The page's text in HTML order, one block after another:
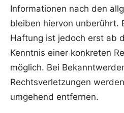
Informationen nach den
bleiben hiervon unberührt.
Haftung ist jedoch erst ab
Kenntnis einer konkreten
möglich. Bei
Rechtsverletzungen
umgehend entfernen.